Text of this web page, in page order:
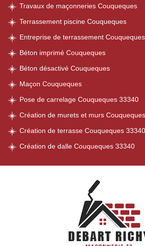
Travaux de maçonneries Couqueques
Terrassement piscine Couqueques
Entreprise de terrassement Couqueques
Béton imprimé Couqueques
Béton désactivé Couqueques
Maçon Couqueques
Pose de carrelage Couqueques 33340
Création de murets et murs
Création de terrasse Couqueques 33340
Création de dalle Couqueques 33340